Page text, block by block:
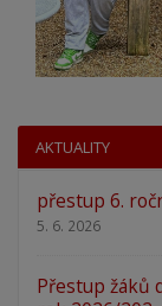
AKTUALITY
přestup 6.
5. 6. 2026
Přestup žáků